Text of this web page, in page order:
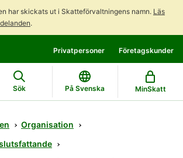
har skickats ut i Skatteförvaltningens namn. Läs
.
direkt
till
innehållet
till
hela
webbplatsens
sökning
Privatpersoner Företagskunder
Sök På Svenska MinSkatt
Organisation